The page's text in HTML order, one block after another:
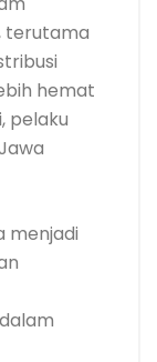
terutama
hemat
pelaku
menjadi